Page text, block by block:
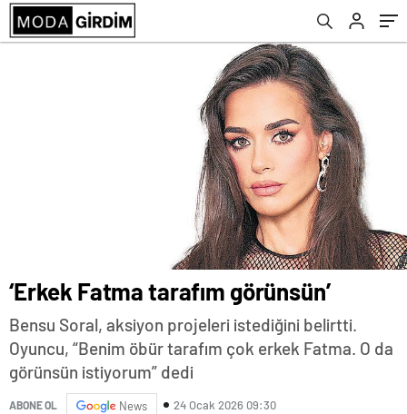
‘Erkek Fatma tarafım görünsün’
Bensu Soral, aksiyon projeleri istediğini belirtti.
Oyuncu, “Benim öbür tarafım çok erkek Fatma. O da
görünsün istiyorum” dedi
ABONE OL News 24 Ocak 2026 09:30